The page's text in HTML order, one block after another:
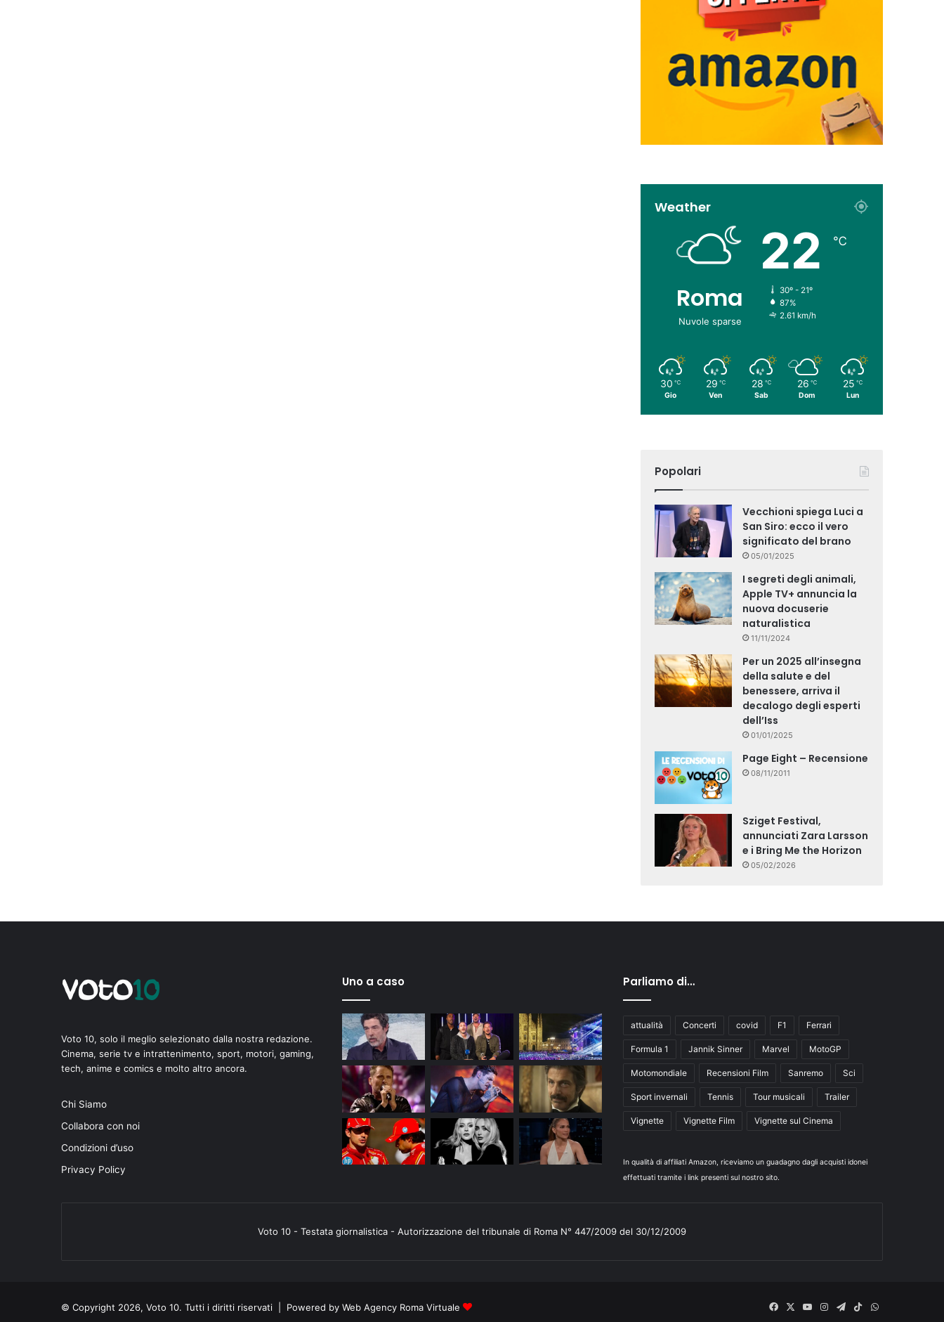
Weather
Roma
Nuvole sparse
22 ℃
30º - 21º
87%
2.61 km/h
30 ℃
Gio
29 ℃
Ven
28 ℃
Sab
26 ℃
Dom
25 ℃
Lun
Popolari
Vecchioni spiega Luci a
San Siro: ecco il vero
significato del brano
05/01/2025
I segreti degli animali,
Apple TV+ annuncia la
nuova docuserie
naturalistica
11/11/2024
Per un 2025 all’insegna
della salute e del
benessere, arriva il
decalogo degli esperti
dell’Iss
01/01/2025
Page Eight – Recensione
08/11/2011
Sziget Festival,
annunciati Zara Larsson
e i Bring Me the Horizon
05/02/2026
Voto 10, solo il meglio selezionato dalla nostra redazione.
Cinema, serie tv e intrattenimento, sport, motori, gaming,
tech, anime e comics e molto altro ancora.
Chi Siamo
Collabora con noi
Condizioni d’uso
Privacy Policy
Uno a caso Parliamo di…
attualità Concerti covid F1 Ferrari
Formula 1 Jannik Sinner Marvel MotoGP
Motomondiale Recensioni Film Sanremo Sci
Sport invernali Tennis Tour musicali Trailer
Vignette Vignette Film Vignette sul Cinema
In qualità di affiliati Amazon, riceviamo un guadagno dagli acquisti idonei
effettuati tramite i link presenti sul nostro sito.
Voto 10 - Testata giornalistica - Autorizzazione del tribunale di Roma N° 447/2009 del 30/12/2009
© Copyright 2026, Voto 10. Tutti i diritti riservati | Powered by Web Agency Roma Virtuale Facebook
X
YouInstagram
Telegram
TikTokWhatsApp